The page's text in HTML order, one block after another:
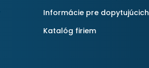
Informácie pre dopytujúcich
Katalóg firiem